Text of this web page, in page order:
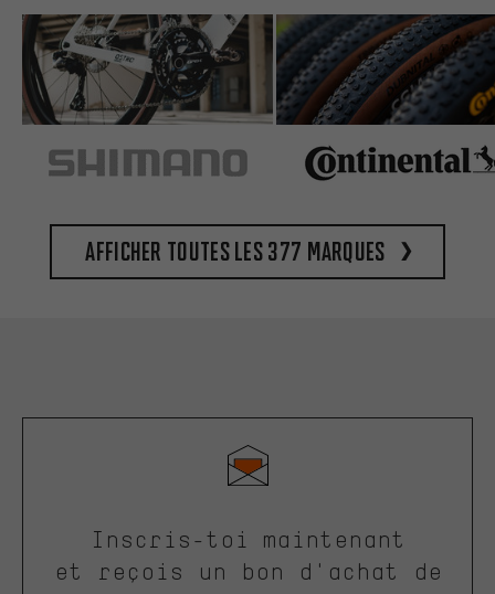
Afficher toutes les 377 marques
Inscris-toi maintenant
et reçois un bon d'achat de